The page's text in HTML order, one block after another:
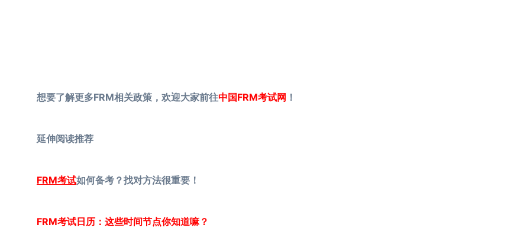
想要了解更多FRM相关政策，欢迎大家前往中国FRM考试网 ！
延伸阅读推荐
FRM考试如何备考？找对方法很重要！
FRM考试日历：这些时间节点你知道嘛？